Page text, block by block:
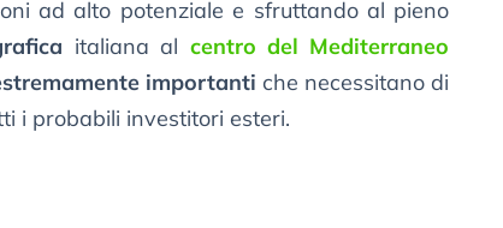
ad alto potenziale e sfruttando al pieno
italiana al centro del Mediterraneo
importanti che necessitano di
i probabili investitori esteri.